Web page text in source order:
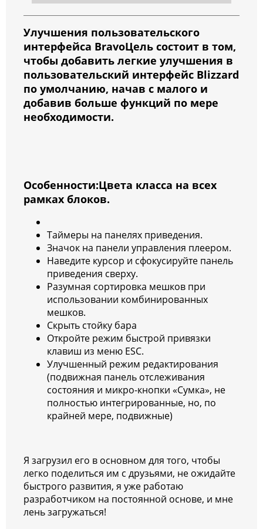
Улучшения пользовательского
интерфейса BravoЦель состоит в том,
чтобы добавить легкие улучшения в
пользовательский интерфейс Blizzard
по умолчанию, начав с малого и
добавив больше функций по мере
необходимости.
Особенности:Цвета класса на всех
рамках блоков.
Таймеры на панелях приведения.
Значок на панели управления плеером.
Наведите курсор и сфокусируйте панель
приведения сверху.
Разумная сортировка мешков при
использовании комбинированных
мешков.
Скрыть стойку бара
Откройте режим быстрой привязки
клавиш из меню ESC.
Улучшенный режим редактирования
(подвижная панель отслеживания
состояния и микро-кнопки «Сумка», не
полностью интегрированные, но, по
крайней мере, подвижные)
Я загрузил его в основном для того, чтобы
легко поделиться им с друзьями, не ожидайте
быстрого развития, я уже работаю
разработчиком на постоянной основе, и мне
лень загружаться!